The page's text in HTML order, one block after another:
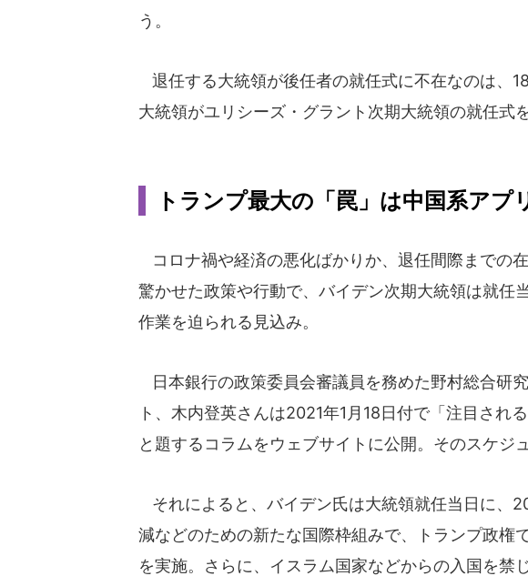
う。
退任する大統領が後任者の就任式に不在なのは、
大統領がユリシーズ・グラント次期大統領の就任式
トランプ最大の「罠」は中国系アプ
コロナ禍や経済の悪化ばかりか、退任間際までの
驚かせた政策や行動で、バイデン次期大統領は就任
作業を迫られる見込み。
日本銀行の政策委員会審議員を務めた野村総合研
ト、木内登英さんは2021年1月18日付で「注目され
と題するコラムをウェブサイトに公開。そのスケジ
それによると、バイデン氏は大統領就任当日に、
減などのための新たな国際枠組みで、トランプ政権
を実施。さらに、イスラム国家などからの入国を禁